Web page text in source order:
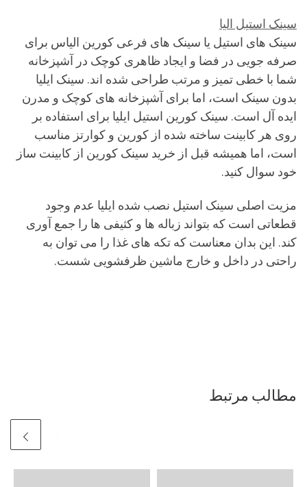
سینک استیل الیا
سینک های استیل یا سینک های فرعی کورین الیاس برای
صرفه جویی در فضا و ایجاد ظاهری کوچک در آشپزخانه
شما با خطی تمیز و مرتب طراحی شده اند. سینک ایلیا
بدون سینک است، اما برای آشپزخانه های کوچک و مدرن
ایده آل است. سینک کورین استیل ایلیا برای استفاده بر
روی هر کابینت ساخته شده از کورین و کوارتز مناسب
است، اما همیشه قبل از خرید سینک کورین از کابینت ساز
خود سوال کنید.
مزیت اصلی سینک استیل نصب شده ایلیا عدم وجود
قطعاتی است که بتواند زباله ها و کثیفی ها را جمع آوری
کند. این بدان معناست که تکه های غذا را می توان به
راحتی در داخل و خارج ماشین ظرفشویی شست.
مطالب مرتبط